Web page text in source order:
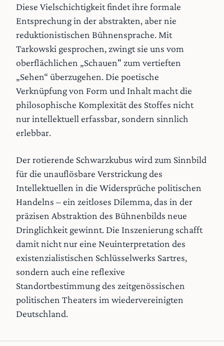
Diese Vielschichtigkeit findet ihre formale
Entsprechung in der abstrakten, aber nie
reduktionistischen Bühnensprache. Mit
Tarkowski gesprochen, zwingt sie uns vom
oberflächlichen „Schauen" zum vertieften
„Sehen“ überzugehen. Die poetische
Verknüpfung von Form und Inhalt macht die
philosophische Komplexität des Stoffes nicht
nur intellektuell erfassbar, sondern sinnlich
erlebbar.
Der rotierende Schwarzkubus wird zum Sinnbild
für die unauflösbare Verstrickung des
Intellektuellen in die Widersprüche politischen
Handelns – ein zeitloses Dilemma, das in der
präzisen Abstraktion des Bühnenbilds neue
Dringlichkeit gewinnt. Die Inszenierung schafft
damit nicht nur eine Neuinterpretation des
existenzialistischen Schlüsselwerks Sartres,
sondern auch eine reflexive
Standortbestimmung des zeitgenössischen
politischen Theaters im wiedervereinigten
Deutschland.